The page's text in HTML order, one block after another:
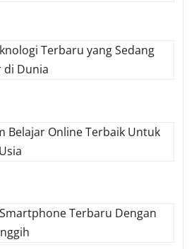
Terbaru yang Sedang
di Dunia
Belajar Online Terbaik Untuk
Terbaru Dengan